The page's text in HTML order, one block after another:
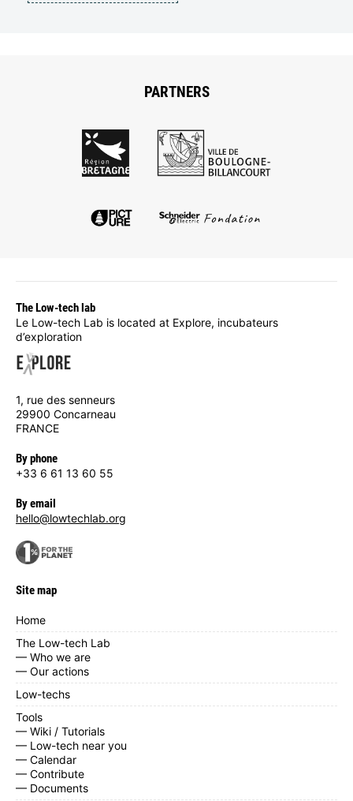
PARTNERS
The Low-tech lab
Le Low-tech Lab is located at Explore, incubateurs
d’exploration
1, rue des senneurs
29900 Concarneau
FRANCE
By phone
+33 6 61 13 60 55
By email
hello@lowtechlab.org
Site map
Home
The Low-tech Lab
— Who we are
— Our actions
Low-techs
Tools
— Wiki / Tutorials
— Low-tech near you
— Calendar
— Contribute
— Documents